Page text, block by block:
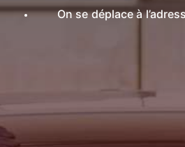
On se déplace à